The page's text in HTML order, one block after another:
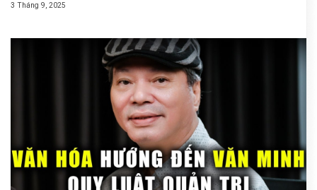
3 Tháng 9, 2025